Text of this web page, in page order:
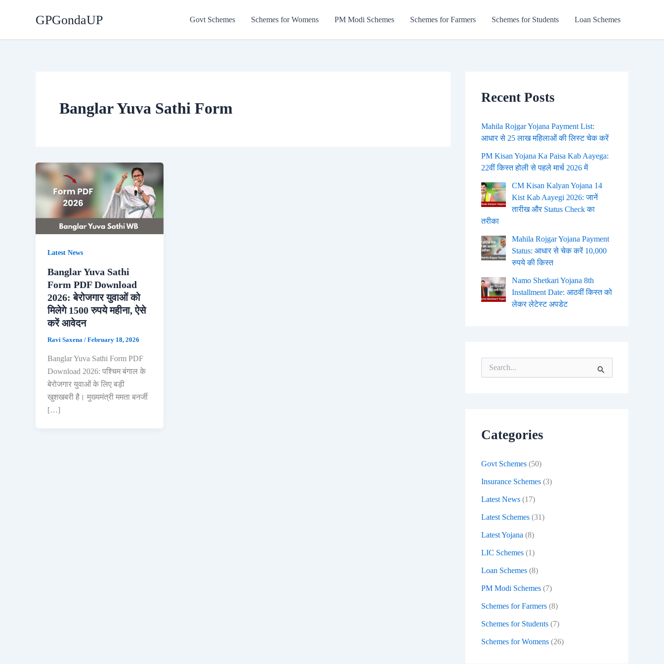
GPGondaUP Govt Schemes Schemes for Womens PM Modi Schemes Schemes for Farmers Schemes for Students Loan Schemes
Banglar Yuva Sathi Form
Latest News
Banglar Yuva Sathi
Form PDF Download
2026: बेरोजगार युवाओं को
मिलेगे 1500 रुपये महीना, ऐसे
करें आवेदन
Ravi Saxena / February 18, 2026
Banglar Yuva Sathi Form PDF
Download 2026: पश्चिम बंगाल के
बेरोजगार युवाओं के लिए बड़ी
खुशखबरी है। मुख्यमंत्री ममता बनर्जी
[…]
Recent Posts
Mahila Rojgar Yojana Payment List:
आधार से 25 लाख महिलाओं की लिस्ट चेक करें
PM Kisan Yojana Ka Paisa Kab Aayega:
22वीं किस्त होली से पहले मार्च 2026 में
CM Kisan Kalyan Yojana 14
Kist Kab Aayegi 2026: जानें
तारीख और Status Check का
तरीका
Mahila Rojgar Yojana Payment
Status: आधार से चेक करें 10,000
रुपये की किस्त
Namo Shetkari Yojana 8th
Installment Date: आठवीं किस्त को
लेकर लेटेस्ट अपडेट
o
Categories
Govt Schemes (50)
Insurance Schemes (3)
Latest News (17)
Latest Schemes (31)
Latest Yojana (8)
LIC Schemes (1)
Loan Schemes (8)
PM Modi Schemes (7)
Schemes for Farmers (8)
Schemes for Students (7)
Schemes for Womens (26)